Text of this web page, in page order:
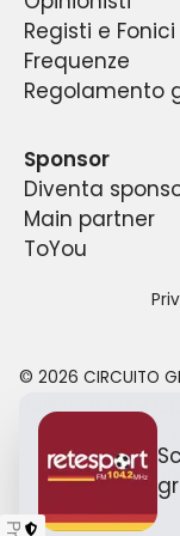
Registi e Fonici
Frequenze
Regolamento
Sponsor
Diventa
Main partner
ToYou
© 2026 CIRCUITO
00159- P. IVA e C.F.